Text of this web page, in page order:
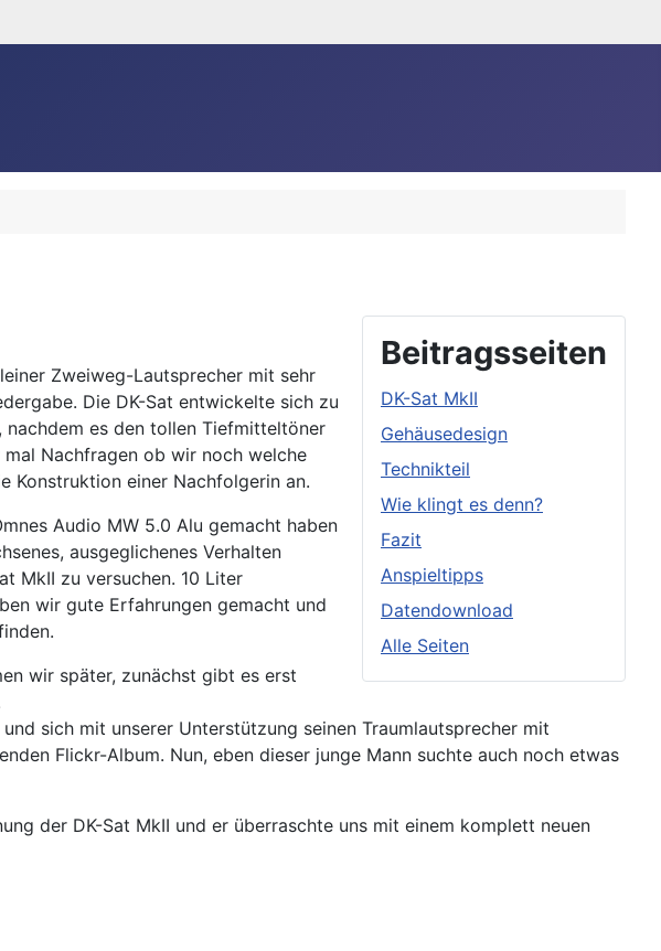
Beitragsseiten
DK-Sat MkII
Gehäusedesign
Technikteil
Wie klingt es denn?
Fazit
Anspieltipps
Datendownload
Alle Seiten
Zweiweg-Lautsprecher mit sehr
Die DK-Sat entwickelte sich zu
nachdem es den tollen Tiefmitteltöner
Nachfragen ob wir noch welche
Konstruktion einer Nachfolgerin an.
Audio MW 5.0 Alu gemacht haben
ausgeglichenes Verhalten
MkII zu versuchen. 10 Liter
wir gute Erfahrungen gemacht und
wir später, zunächst gibt es erst
sich mit unserer Unterstützung seinen Traumlautsprecher mit
Flickr-Album. Nun, eben dieser junge Mann suchte auch noch etwas
der DK-Sat MkII und er überraschte uns mit einem komplett neuen